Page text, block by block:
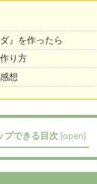
』を作ったら
り方
想
プできる目次 [open]